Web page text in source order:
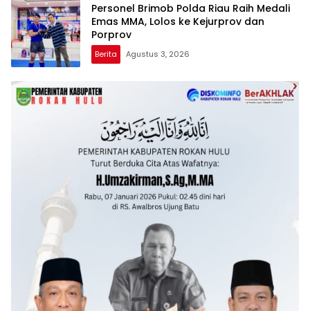
Personel Brimob Polda Riau Raih Medali
Emas MMA, Lolos ke Kejurprov dan
Porprov
Berita Agustus 3, 2026